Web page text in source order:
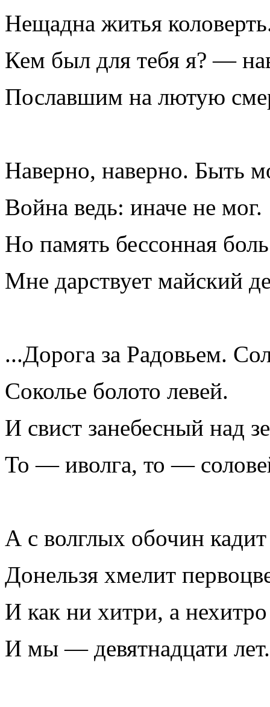
Нещадна житья
Кем был для тебя я? —
Пославшим на лютую
Наверно, наверно. Быть
Война ведь: иначе не мог.
Но память бессонная
Мне дарствует майский
...Дорога за Радовьем.
Соколье болото левей.
И свист занебесный над
То — иволга, то —
А с волглых обочин
Донельзя хмелит
И как ни хитри, а
И мы — девятнадцати лет.